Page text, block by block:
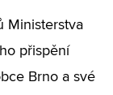
Ministerstva
přispění
Brno a své